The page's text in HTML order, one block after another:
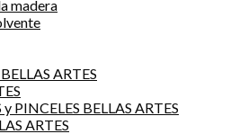
madera
ARTES
y PINCELES BELLAS ARTES
ARTES